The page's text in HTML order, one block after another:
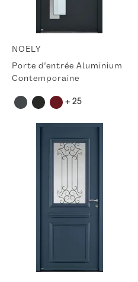
NOELY
Porte d'entrée Aluminium
Contemporaine
+ 25